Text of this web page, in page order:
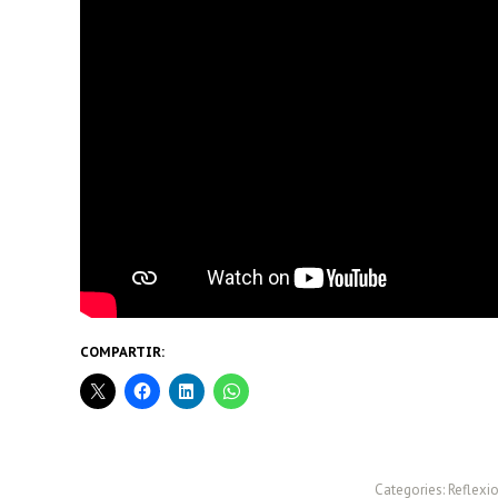
COMPARTIR:
Categories: